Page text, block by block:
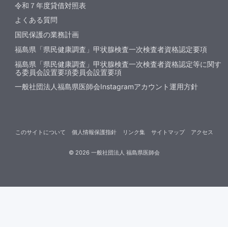
令和７年度貸借対照表
よくある質問
国民保護の業務計画
福島県「県民健康調査」甲状腺検査一次検査者資格認定要項
福島県「県民健康調査」甲状腺検査一次検査者資格認定等に関す
る委員会設置要項委員会設置要項
一般社団法人福島県医師会Instagramアカウント運用方針
© 2026一般社団法人 福島県医師会
このサイトについて 個人情報保護指針 リンク集 サイトマップ アクセス